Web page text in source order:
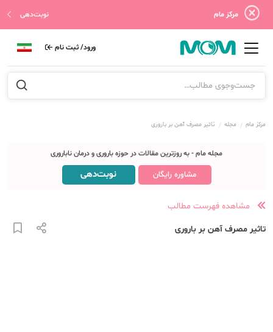
مرکز مام نوبت‌دهی
ورود/ ثبت نام
مرکز مام مجله تاثیر مصرف آهن بر باروری
مجله مام - به روزترین مقالات در حوزه باروری و درمان ناباروری
مشاوره رایگان نوبت‌دهی
مشاهده فهرست مطالب
تاثیر مصرف آهن بر باروری